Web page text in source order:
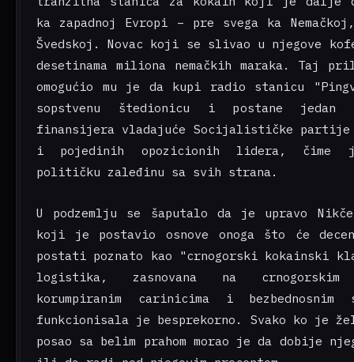
ka zapadnoj Evropi – pre svega ka
Švedskoj. Novac koji se slivao u njegove
desetinama miliona nemačkih maraka. Taj
omogućio mu je da kupi radio stanicu
sopstvenu štedionicu i postane jedan
finansijera vladajuće Socijalističke
i pojedinih opozicionih lidera, čime
političku zaleđinu sa svih strana.
U podzemlju se šaputalo da je upravo
koji je postavio osnove onoga što će
postati poznato kao "crnogorski kokainski
logistika, zasnovana na crnogorskim
korumpiranim carinicima i bezbednosnim
funkcionisala je besprekorno. Svako ko je
posao sa belim prahom morao je da dobije